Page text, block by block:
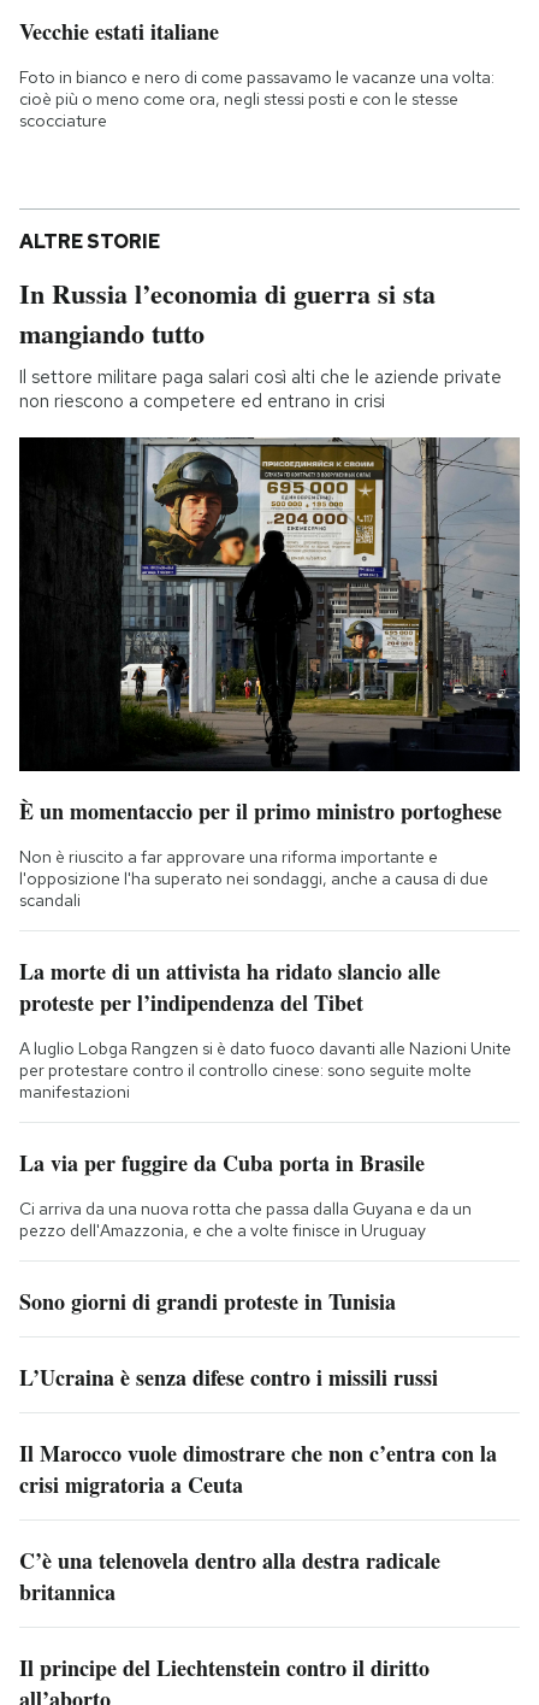
Vecchie estati italiane
Foto in bianco e nero di come passavamo le vacanze una volta:
cioè più o meno come ora, negli stessi posti e con le stesse
scocciature
ALTRE STORIE
In Russia l’economia di guerra si sta
mangiando tutto
Il settore militare paga salari così alti che le aziende private
non riescono a competere ed entrano in crisi
È un momentaccio per il primo ministro portoghese
Non è riuscito a far approvare una riforma importante e
l'opposizione l'ha superato nei sondaggi, anche a causa di due
scandali
La morte di un attivista ha ridato slancio alle
proteste per l’indipendenza del Tibet
A luglio Lobga Rangzen si è dato fuoco davanti alle Nazioni Unite
per protestare contro il controllo cinese: sono seguite molte
manifestazioni
La via per fuggire da Cuba porta in Brasile
Ci arriva da una nuova rotta che passa dalla Guyana e da un
pezzo dell'Amazzonia, e che a volte finisce in Uruguay
Sono giorni di grandi proteste in Tunisia
L’Ucraina è senza difese contro i missili russi
Il Marocco vuole dimostrare che non c’entra con la
crisi migratoria a Ceuta
C’è una telenovela dentro alla destra radicale
britannica
Il principe del Liechtenstein contro il diritto